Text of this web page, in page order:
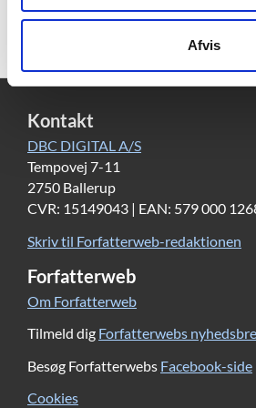
Afvis
page
Kontakt
DBC DIGITAL A/S
Tempovej 7-11
2750 Ballerup
CVR: 15149043 | EAN: 579 000
Skriv til Forfatterweb-redaktionen
Forfatterweb
Om Forfatterweb
Tilmeld dig Forfatterwebs
Besøg Forfatterwebs Facebook-side
Cookies